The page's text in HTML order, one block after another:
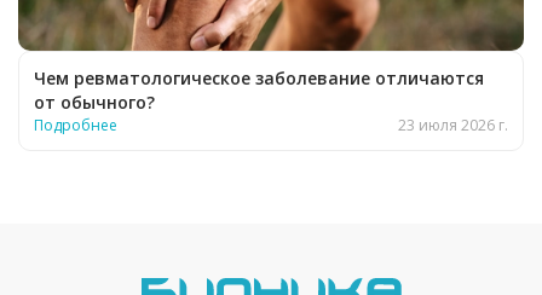
Чем ревматологическое заболевание отличаются
от обычного?
Подробнее 23 июля 2026 г.